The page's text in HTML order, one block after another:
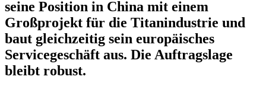
seine Position in China mit einem
Großprojekt für die Titanindustrie und
baut gleichzeitig sein europäisches
Servicegeschäft aus. Die Auftragslage
bleibt robust.